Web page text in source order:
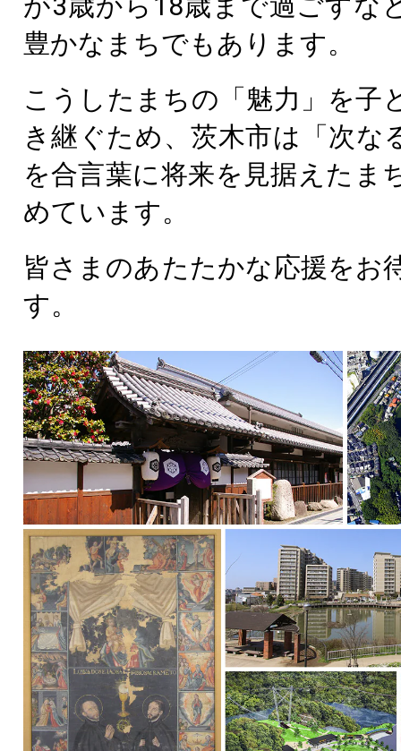
豊かなまちでもあります。
こうしたまちの「魅力」を子
き継ぐため、茨木市は「次な
を合言葉に将来を見据えたま
めています。
皆さまのあたたかな応援をお
す。